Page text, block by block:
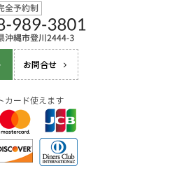
お問合せ
カード使えます